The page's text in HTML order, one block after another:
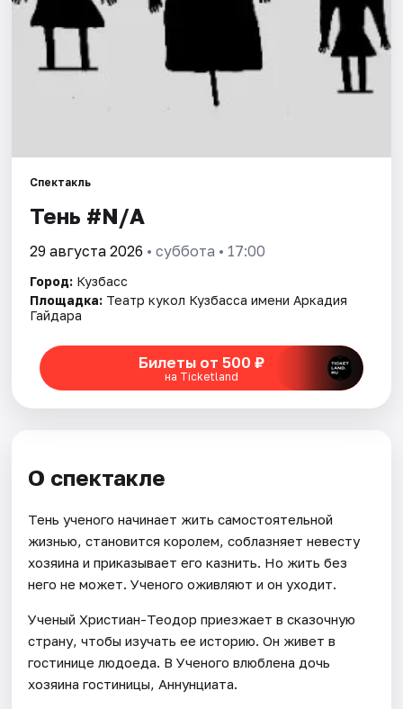
Артисты
Рейтинги
Спектакль
Тень #N/A
29 августа 2026 • суббота • 17:00
Город: Кузбасс
Площадка: Театр кукол Кузбасса имени Аркадия
Гайдара
Билеты от 500 ₽
на Ticketland
О спектакле
Тень ученого начинает жить самостоятельной
жизнью, становится королем, соблазняет невесту
хозяина и приказывает его казнить. Но жить без
него не может. Ученого оживляют и он уходит.
Ученый Христиан-Теодор приезжает в сказочную
страну, чтобы изучать ее историю. Он живет в
гостинице людоеда. В Ученого влюблена дочь
хозяина гостиницы, Аннунциата.